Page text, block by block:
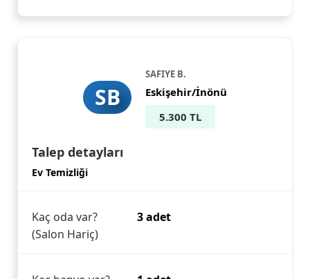
SB
SAFIYE B.
Eskişehir/İnönü
5.300 TL
Talep detayları
Ev Temizliği
Kaç oda var?
(Salon Hariç)
3 adet